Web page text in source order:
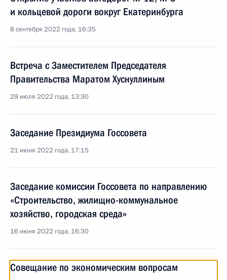
и кольцевой дороги вокруг Екатеринбурга
8 сентября 2022 года, 16:35
Встреча с Заместителем Председателя
Правительства Маратом Хуснуллиным
29 июля 2022 года, 13:30
Заседание Президиума Госсовета
21 июня 2022 года, 17:15
Заседание комиссии Госсовета по направлению
«Строительство, жилищно-коммунальное
хозяйство, городская среда»
16 июня 2022 года, 16:30
Совещание по экономическим вопросам